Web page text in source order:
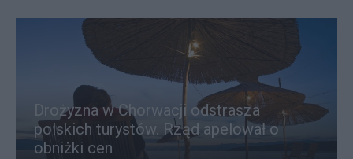
Drożyzna w Chorwacji odstrasza
polskich turystów. Rząd apelował o
obniżki cen